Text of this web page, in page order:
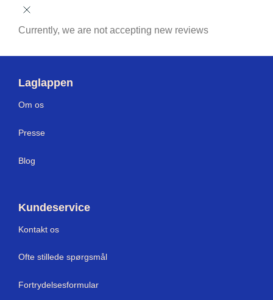
Currently, we are not accepting new reviews
Laglappen
Om os
Presse
Blog
Kundeservice
Kontakt os
Ofte stillede spørgsmål
Fortrydelsesformular